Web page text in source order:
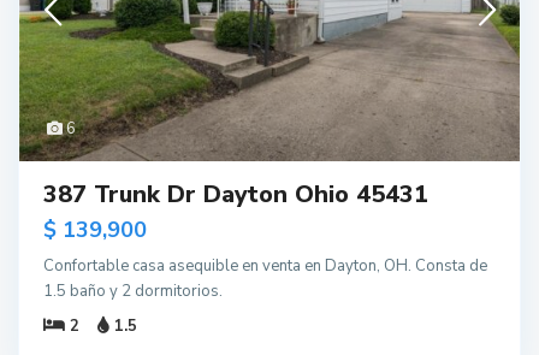
6
387 Trunk Dr Dayton Ohio 45431
$ 139,900
Confortable casa asequible en venta en Dayton, OH. Consta de
1.5 baño y 2 dormitorios.
2
1.5